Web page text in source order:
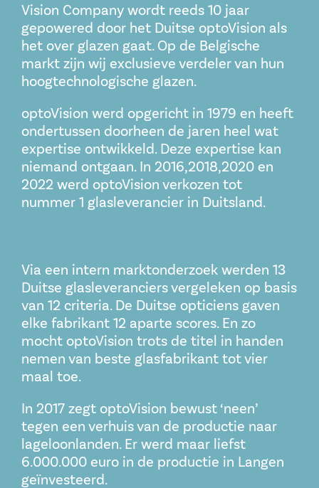
Vision Company wordt reeds 10 jaar
gepowered door het Duitse optoVision als
het over glazen gaat. Op de Belgische
markt zijn wij exclusieve verdeler van hun
hoogtechnologische glazen.
optoVision werd opgericht in 1979 en heeft
ondertussen doorheen de jaren heel wat
expertise ontwikkeld. Deze expertise kan
niemand ontgaan. In 2016,2018,2020 en
2022 werd optoVision verkozen tot
nummer 1 glasleverancier in Duitsland.
Via een intern marktonderzoek werden 13
Duitse glasleveranciers vergeleken op basis
van 12 criteria. De Duitse opticiens gaven
elke fabrikant 12 aparte scores. En zo
mocht optoVision trots de titel in handen
nemen van beste glasfabrikant tot vier
maal toe.
In 2017 zegt optoVision bewust ‘neen’
tegen een verhuis van de productie naar
lageloonlanden. Er werd maar liefst
6.000.000 euro in de productie in Langen
geïnvesteerd.